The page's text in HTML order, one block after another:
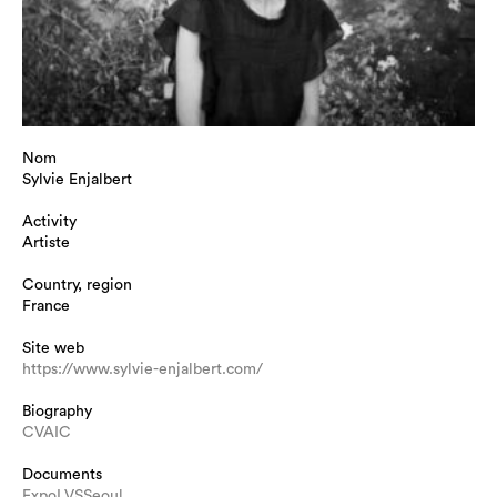
Nom
Sylvie Enjalbert
Activity
Artiste
Country, region
France
Site web
https://www.sylvie-enjalbert.com/
Biography
CVAIC
Documents